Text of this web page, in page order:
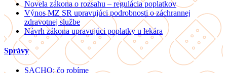
Novela zákona o rozsahu – regulácia poplatkov
Výnos MZ SR upravujúci podrobnosti o záchrannej
zdravotnej službe
Návrh zákona upravujúci poplatky u lekára
Správy
SACHO: čo robíme